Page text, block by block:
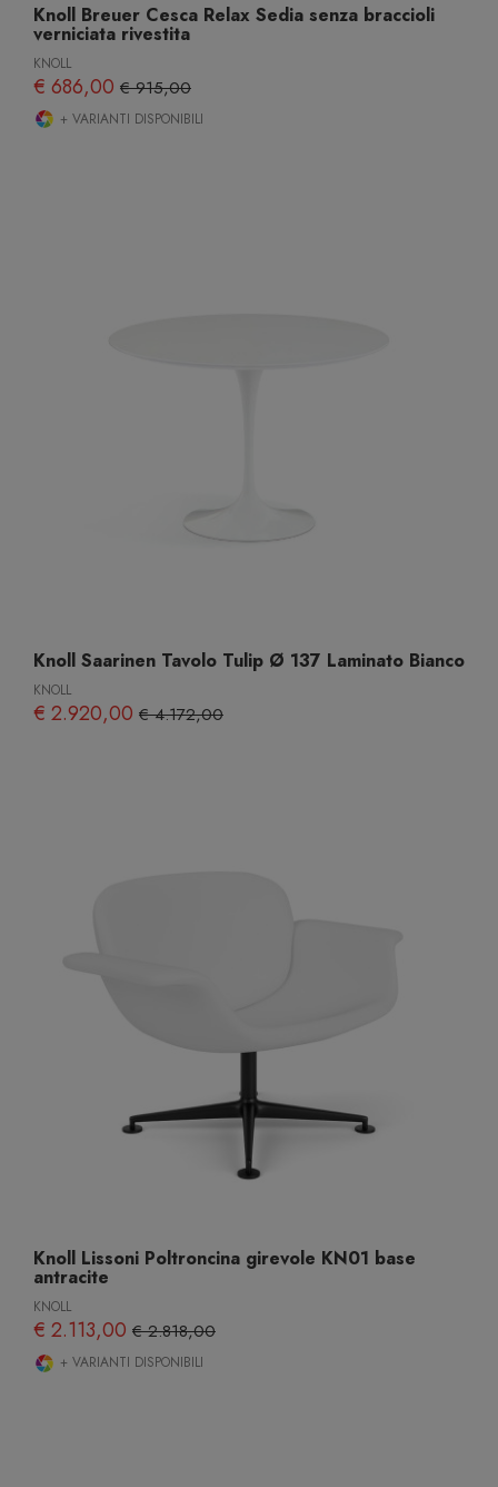
Knoll Breuer Cesca Relax Sedia senza braccioli
verniciata rivestita
KNOLL
€ 686,00 € 915,00
+ VARIANTI DISPONIBILI
Knoll Saarinen Tavolo Tulip Ø 137 Laminato Bianco
KNOLL
€ 2.920,00 € 4.172,00
Knoll Lissoni Poltroncina girevole KN01 base
antracite
KNOLL
€ 2.113,00 € 2.818,00
+ VARIANTI DISPONIBILI